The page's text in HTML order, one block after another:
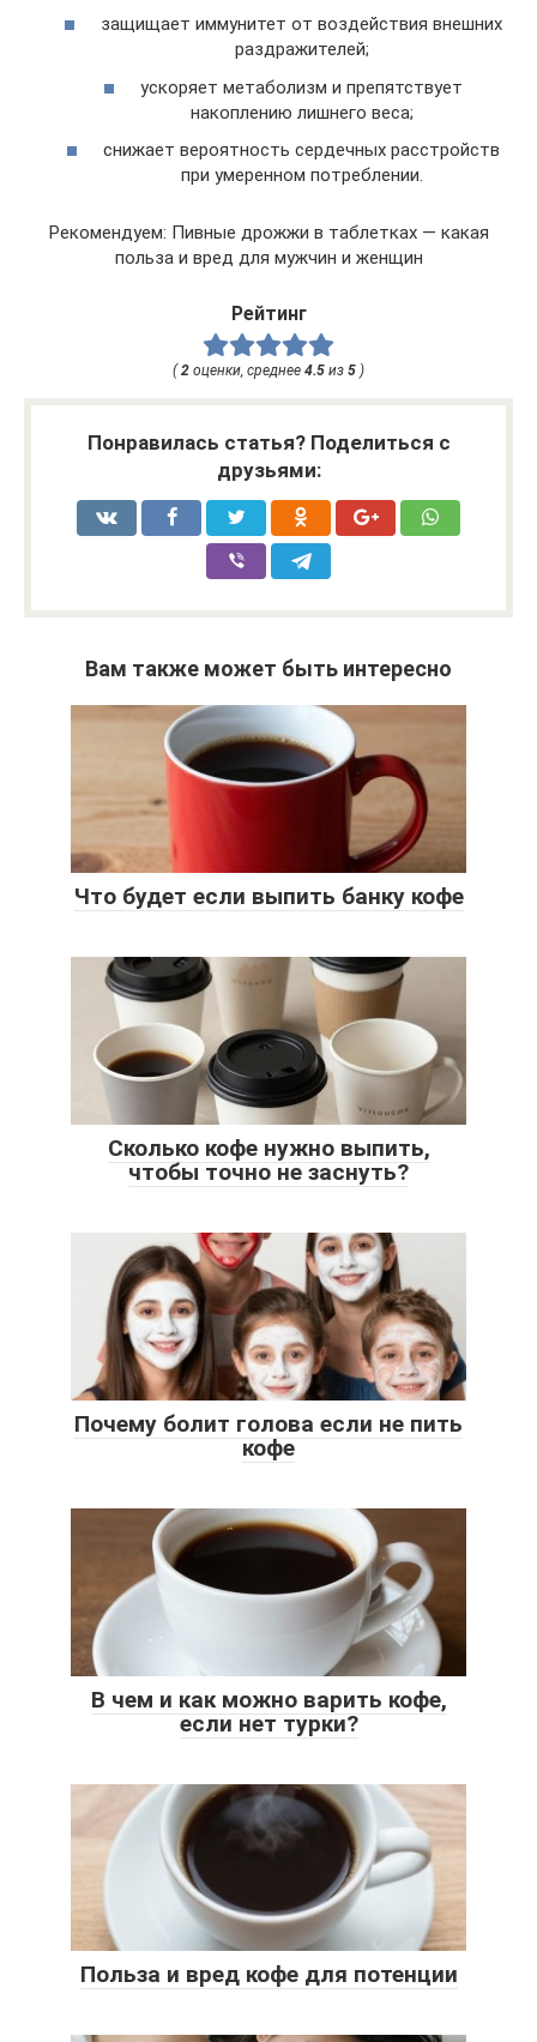
защищает иммунитет от воздействия внешних
раздражителей;
ускоряет метаболизм и препятствует
накоплению лишнего веса;
снижает вероятность сердечных расстройств
при умеренном потреблении.
Рекомендуем: Пивные дрожжи в таблетках — какая
польза и вред для мужчин и женщин
Рейтинг
(2 оценки, среднее 4.5 из 5 )
Понравилась статья? Поделиться с
друзьями:
Вам также может быть интересно
Что будет если выпить банку кофе
Сколько кофе нужно выпить,
чтобы точно не заснуть?
Почему болит голова если не пить
кофе
В чем и как можно варить кофе,
если нет турки?
Польза и вред кофе для потенции